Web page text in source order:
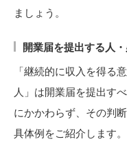
ましょう。
開業届を提出する人
「継続的に収入を得る
人」は開業届を提出す
にかかわらず、その判
具体例をご紹介します。